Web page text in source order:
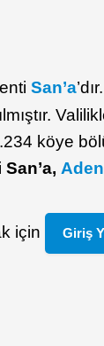
San’a
köye
San’a, Aden
için Giriş